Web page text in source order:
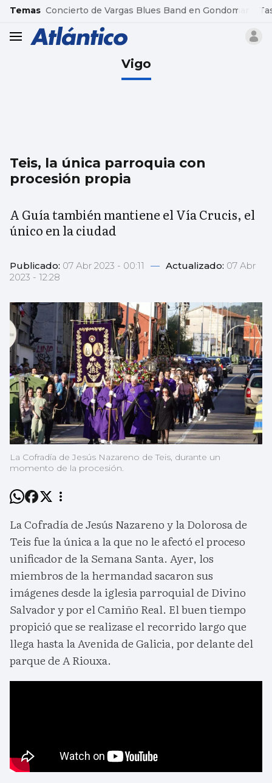
common.go-to-content
Temas Concierto de Vargas Blues Band en Gondomar
header.menu.open
Vigo
Teis, la única parroquia con
procesión propia
A Guía también mantiene el Vía Crucis, el
único en la ciudad
Publicado: 07 Abr 2023 - 00:11 — Actualizado: 07 Abr
2023 - 12:28
La Cofradía de Jesús Nazareno de Teis, durante un
momento de la procesión.
La Cofradía de Jesús Nazareno y la Dolorosa de
Teis fue la única a la que no le afectó el proceso
unificador de la Semana Santa. Ayer, los
miembros de la hermandad sacaron sus
imágenes desde la iglesia parroquial de Divino
Salvador y por el Camiño Real. El buen tiempo
propició que se realizase el recorrido largo que
llega hasta la Avenida de Galicia, por delante del
parque de A Riouxa.